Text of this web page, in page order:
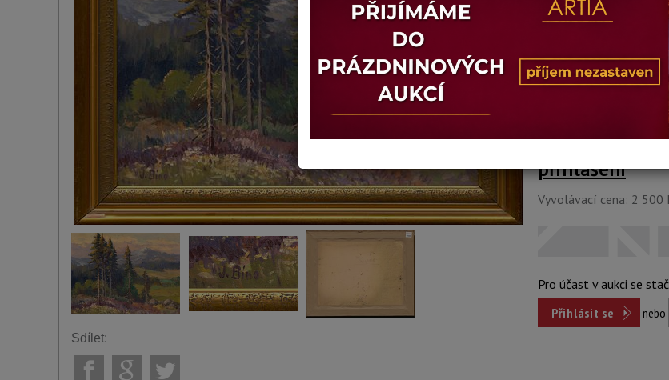
Šířka: 64 cm, výška: 49 cm,
Stav: dobrý
Konec dražby:
Dosažená cena:
přihlášení
Vyvolávací cena: 2 500
Pro účast v aukci se
Přihlásit se
nebo
Sdílet: